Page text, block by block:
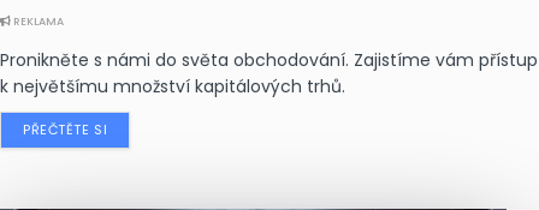
REKLAMA
Pronikněte s námi do světa obchodování. Zajistíme vám přístup
k největšímu množství kapitálových trhů.
PŘEČTĚTE SI